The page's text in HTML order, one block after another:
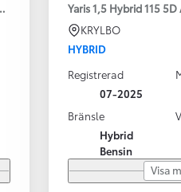
Style V-hjulYaris 1,5 Hybrid 115
KRYLBO
HYBRID
Registrerad
07-2025
Bränsle
Hybrid
Bensin
Visa